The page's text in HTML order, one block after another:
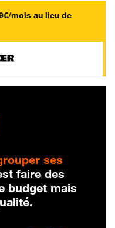
mois au lieu de
ses
faire des
budget mais